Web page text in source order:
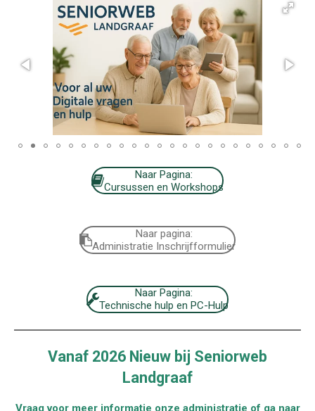
Naar Pagina:
Cursussen en Workshops
Naar pagina:
Administratie Inschrijfformulier
Naar Pagina:
Technische hulp en PC-Hulp
Vanaf 2026 Nieuw bij Seniorweb
Landgraaf
Vraag voor meer informatie onze administratie of ga naar